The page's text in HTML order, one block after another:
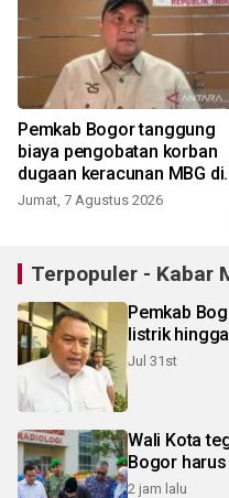
Pemkab Bogor tanggung
biaya pengobatan korban
dugaan keracunan MBG di
Dramaga
Jumat, 7 Agustus 2026
Terpopuler - Kabar
Pemkab
listrik
Jul 31st
Wali Kota
Bogor
2 jam lalu